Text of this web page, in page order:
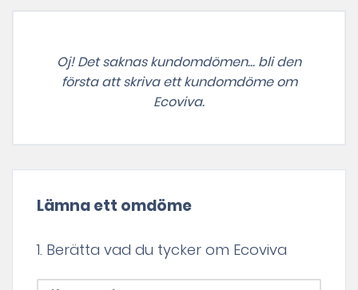
Oj! Det saknas kundomdömen... bli den
första att skriva ett kundomdöme om
Ecoviva.
Lämna ett omdöme
1. Berätta vad du tycker om Ecoviva